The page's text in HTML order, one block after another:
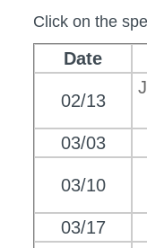
Click on the
Date
02/13
03/03
03/10
03/17